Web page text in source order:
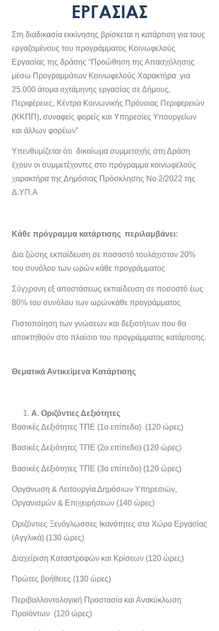
ΕΡΓΑΣΊΑΣ
Στη διαδικασία εκκίνησης βρίσκεται η κατάρτιση για τους
εργαζομένους του προγράμματος Κοινωφελούς
Εργασίας της δράσης “Προώθηση της Απασχόλησης
μέσω Προγραμμάτων Κοινωφελούς Χαρακτήρα για
25.000 άτομα οχτάμηνης εργασίας σε Δήμους,
Περιφέρειες, Κέντρα Κοινωνικής Πρόνοιας Περιφερειών
(ΚΚΠΠ), συναφείς φορείς και Υπηρεσίες Υπουργείων
και άλλων φορέων”
Υπενθυμίζεται ότι δικαίωμα συμμετοχής στη Δράση
έχουν οι συμμετέχοντες στο πρόγραμμα κοινωφελούς
χαρακτήρα της Δημόσιας Πρόσκλησης Νο 2/2022 της
Δ.ΥΠ.Α
Κάθε πρόγραμμα κατάρτισης περιλαμβάνει:
Δια ζώσης εκπαίδευση σε ποσοστό τουλάχιστον 20%
του συνόλου των ωρών κάθε προγράμματος
Σύγχρονη εξ αποστάσεως εκπαίδευση σε ποσοστό έως
80% του συνόλου των ωρώνκάθε προγράμματος
Πιστοποίηση των γνώσεων και δεξιοτήτων που θα
αποκτηθούν στο πλαίσιο του προ­γράμματος κατάρτισης.
Θεματικά Αντικείμενα Κατάρτισης
A. Οριζόντιες Δεξιότητες
Βασικές Δεξιότητες ΤΠΕ (1ο επίπεδο) (120 ώρες)
Βασικές Δεξιότητες ΤΠΕ (2ο επίπεδο) (120 ώρες)
Βασικές Δεξιότητες ΤΠΕ (3ο επίπεδο) (120 ώρες)
Οργάνωση & Λειτουργία Δημόσιων Υπηρεσιών,
Οργανισμών & Επιχειρήσεων (140 ώρες)
Οριζόντιες Ξενόγλωσσες Ικανότητες στο Χώρο Εργασίας
(Αγγλικά) (130 ώρες)
Διαχείριση Καταστροφών και Κρίσεων (120 ώρες)
Πρώτες βοήθειες (130 ώρες)
Περιβαλλοντολογική Προστασία και Ανακύκλωση
Προϊόντων (120 ώρες)